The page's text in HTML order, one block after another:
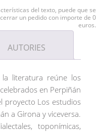
del texto, puede que se
un pedido con importe de 0
euros.
AUTORIES
la literatura reúne los
en Perpiñán
proyecto Los estudios
a Girona y viceversa.
toponímicas,